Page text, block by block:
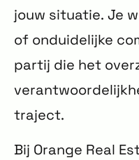
jouw situatie. Je
of onduidelijke
partij die het
traject.
Bij Orange Real